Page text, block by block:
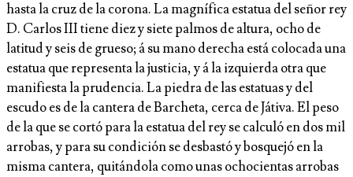
hasta la cruz de la corona. La magnífica estatua del señor rey
D. Carlos III tiene diez y siete palmos de altura, ocho de
latitud y seis de grueso; á su mano derecha está colocada una
estatua que representa la justicia, y á la izquierda otra que
manifiesta la prudencia. La piedra de las estatuas y del
escudo es de la cantera de Barcheta, cerca de Játiva. El peso
de la que se cortó para la estatua del rey se calculó en dos mil
arrobas, y para su condición se desbastó y bosquejó en la
misma cantera, quitándola como unas ochocientas arrobas